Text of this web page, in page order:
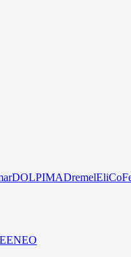
DOLPIMADremelEliCo
NEO